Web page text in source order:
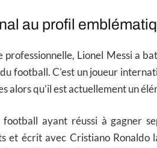
au profil
professionnelle, Lionel Messi a
football. C’est un joueur
alors qu’il est actuellement un
football ayant réussi à gagner
et écrit avec Cristiano Ronaldo